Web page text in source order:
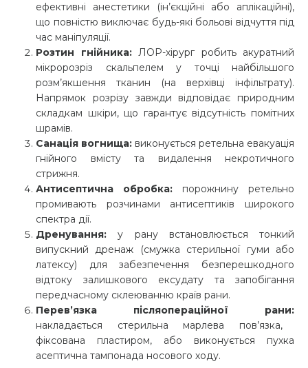
ефективні анестетики (ін’єкційні або аплікаційні),
що повністю виключає будь-які больові відчуття під
час маніпуляції.
Розтин гнійника:ЛОР-хірург робить акуратний
мікророзріз скальпелем у точці найбільшого
розм’якшення тканин (на верхівці інфільтрату).
Напрямок розрізу завжди відповідає природним
складкам шкіри, що гарантує відсутність помітних
шрамів.
Санація вогнища: виконується ретельна евакуація
гнійного вмісту та видалення некротичного
стрижня.
Антисептична обробка: порожнину ретельно
промивають розчинами антисептиків широкого
спектра дії.
Дренування: у рану встановлюється тонкий
випускний дренаж (смужка стерильної гуми або
латексу) для забезпечення безперешкодного
відтоку залишкового ексудату та запобігання
передчасному склеюванню країв рани.
Перев’язка післяопераційної рани:
накладається стерильна марлева пов’язка,
фіксована пластиром, або виконується пухка
асептична тампонада носового ходу.